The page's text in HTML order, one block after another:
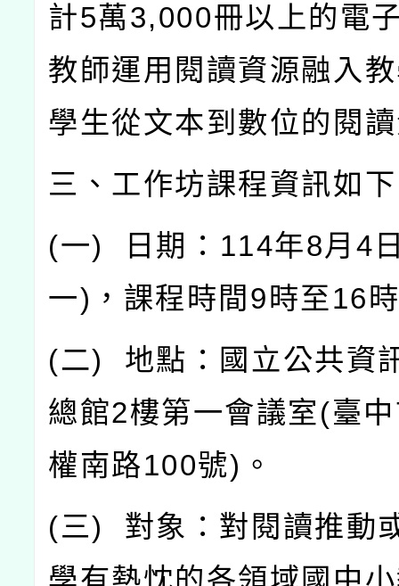
計5萬3,000冊以上的電
教師運用閱讀資源融入
學生從文本到數位的閱
三、工作坊課程資訊如
(一) 日期： 114年8月 4
一) ，課程時間 9 時至16
(二) 地點：國立公共資
總館2樓第一會議室(臺
權南路100號) 。
(三) 對象：對閱讀推動